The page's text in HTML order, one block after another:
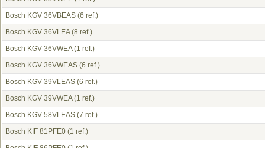
Bosch KGV 36VBEAS (6 ref.)
Bosch KGV 36VLEA(8 ref.)
Bosch KGV 36VWEA(1 ref.)
Bosch KGV 36VWEAS (6 ref.)
Bosch KGV 39VLEAS (6 ref.)
Bosch KGV 39VWEA(1 ref.)
Bosch KGV 58VLEAS (7 ref.)
Bosch KIF 81PFE0 (1 ref.)